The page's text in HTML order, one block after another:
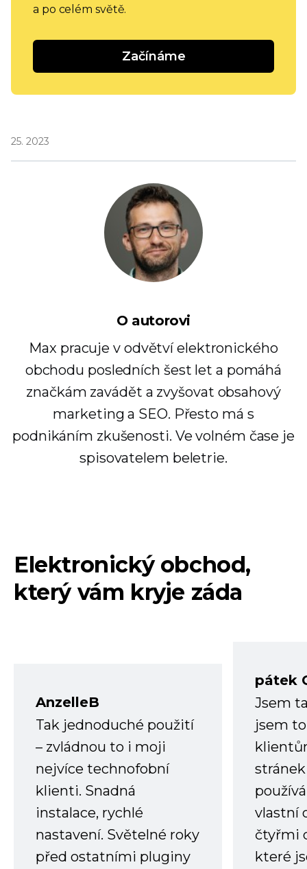
a po celém světě.
Začínáme
25. 2023
O autorovi
Max pracuje v odvětví elektronického
obchodu posledních šest let a pomáhá
značkám zavádět a zvyšovat obsahový
marketing a SEO. Přesto má s
podnikáním zkušenosti. Ve volném čase je
spisovatelem beletrie.
Elektronický obchod,
který vám kryje záda
AnzelleB
Tak jednoduché použití
– zvládnou to i moji
nejvíce technofobní
klienti. Snadná
instalace, rychlé
nastavení. Světelné roky
před ostatními pluginy
pátek
Jsem
jsem
vlastní
čtyřmi
které